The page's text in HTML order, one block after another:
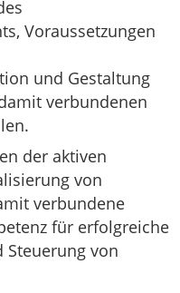
Voraussetzungen
und Gestaltung
verbundenen
der aktiven
von
verbundene
für erfolgreiche
Steuerung von